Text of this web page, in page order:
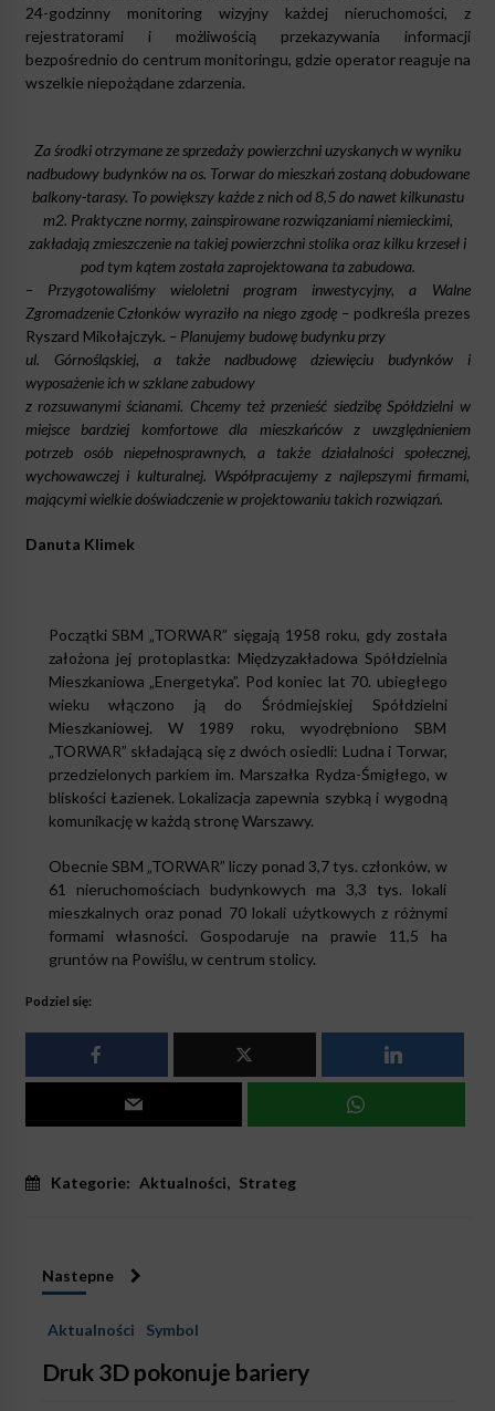
24-godzinny monitoring wizyjny każdej nieruchomości, z
rejestratorami i możliwością przekazywania informacji
bezpośrednio do centrum monitoringu, gdzie operator reaguje na
wszelkie niepożądane zdarzenia.
Za środki otrzymane ze sprzedaży powierzchni uzyskanych w wyniku
nadbudowy budynków na os. Torwar do mieszkań zostaną dobudowane
balkony-tarasy. To powiększy każde z nich od 8,5 do nawet kilkunastu
m2. Praktyczne normy, zainspirowane rozwiązaniami niemieckimi,
zakładają zmieszczenie na takiej powierzchni stolika oraz kilku krzeseł i
pod tym kątem została zaprojektowana ta zabudowa.
– Przygotowaliśmy wieloletni program inwestycyjny, a Walne
Zgromadzenie Członków wyraziło na niego zgodę – podkreśla prezes
Ryszard Mikołajczyk. – Planujemy budowę budynku przy
ul. Górnośląskiej, a także nadbudowę dziewięciu budynków i
wyposażenie ich w szklane zabudowy
z rozsuwanymi ścianami. Chcemy też przenieść siedzibę Spółdzielni w
miejsce bardziej komfortowe dla mieszkańców z uwzględnieniem
potrzeb osób niepełnosprawnych, a także działalności społecznej,
wychowawczej i kulturalnej. Współpracujemy z najlepszymi firmami,
mającymi wielkie doświadczenie w projektowaniu takich rozwiązań.
Danuta Klimek
Początki SBM „TORWAR” sięgają 1958 roku, gdy została
założona jej protoplastka: Międzyzakładowa Spółdzielnia
Mieszkaniowa „Energetyka”. Pod koniec lat 70. ubiegłego
wieku włączono ją do Śródmiejskiej Spółdzielni
Mieszkaniowej. W 1989 roku, wyodrębniono SBM
„TORWAR” składającą się z dwóch osiedli: Ludna i Torwar,
przedzielonych parkiem im. Marszałka Rydza-Śmigłego, w
bliskości Łazienek. Lokalizacja zapewnia szybką i wygodną
komunikację w każdą stronę Warszawy.
Obecnie SBM „TORWAR” liczy ponad 3,7 tys. członków, w
61 nieruchomościach budynkowych ma 3,3 tys. lokali
mieszkalnych oraz ponad 70 lokali użytkowych z różnymi
formami własności. Gospodaruje na prawie 11,5 ha
gruntów na Powiślu, w centrum stolicy.
Podziel się:
Kategorie: Aktualności, Strateg
Nastepne
Aktualności Symbol
Druk 3D pokonuje bariery